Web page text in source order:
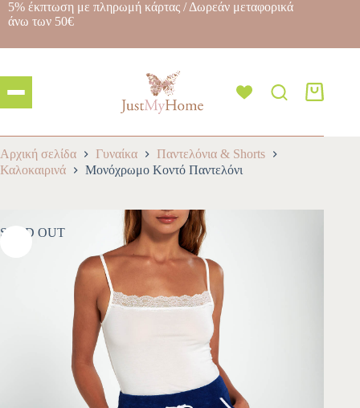
5% έκπτωση με πληρωμή κάρτας / Δωρεάν μεταφορικά
άνω των 50€
Αρχική σελίδα Γυναίκα
Παντελόνια & Shorts
Καλοκαιρινά
Μονόχρωμο Κοντό Παντελόνι
SOLD OUT